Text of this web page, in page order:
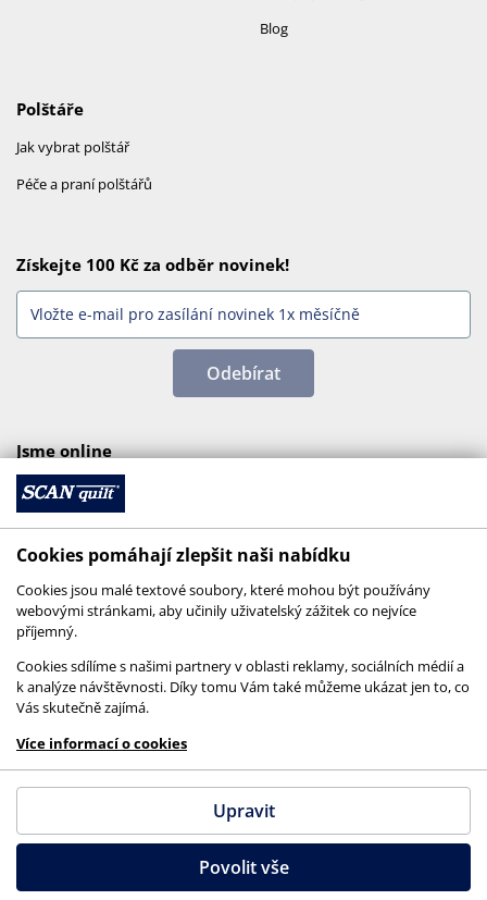
Blog
Polštáře
Jak vybrat polštář
Péče a praní polštářů
Získejte 100 Kč za odběr novinek!
Odebírat
Jsme online
© 2026 SCANquilt - všechna práva vyhrazena
This site is protected by reCAPTCHA and the
GooglePrivacy PolicyandTerms of Serviceapply.
Cookies pomáhají zlepšit naši nabídku
Cookies jsou malé textové soubory, které mohou být používány
webovými stránkami, aby učinily uživatelský zážitek co nejvíce
příjemný.
Cookies sdílíme s našimi partnery v oblasti reklamy, sociálních médií a
k analýze návštěvnosti. Díky tomu Vám také můžeme ukázat jen to, co
Vás skutečně zajímá.
Více informací o cookies
Upravit
Povolit vše